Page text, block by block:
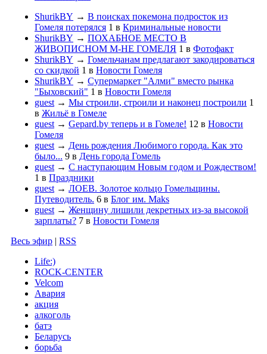
ShurikBY → В поисках покемона подросток из
Гомеля потерялся 1 в Криминальные новости
ShurikBY → ПОХАБНОЕ МЕСТО В
ЖИВОПИСНОМ М-НЕ ГОМЕЛЯ 1 в Фотофакт
ShurikBY → Гомельчанам предлагают закодироваться
со скидкой 1 в Новости Гомеля
ShurikBY → Супермаркет "Алми" вместо рынка
"Быховский" 1 в Новости Гомеля
guest→ Мы строили, строили и наконец построили 1
в Жильё в Гомеле
guest→ Gepard.by теперь и в Гомеле! 12 в Новости
Гомеля
guest→ День рождения Любимого города. Как это
было... 9 в День города Гомель
guest→ С наступающим Новым годом и Рождеством!
1 в Праздники
guest→ ЛОЕВ. Золотое кольцо Гомельщины.
Путеводитель. 6 в Блог им. Maks
guest→ Женщину лишили декретных из-за высокой
зарплаты? 7 в Новости Гомеля
Весь эфир
RSS
Life:)
ROCK-CENTER
Velcom
Авария
акция
алкоголь
батэ
Беларусь
борьба